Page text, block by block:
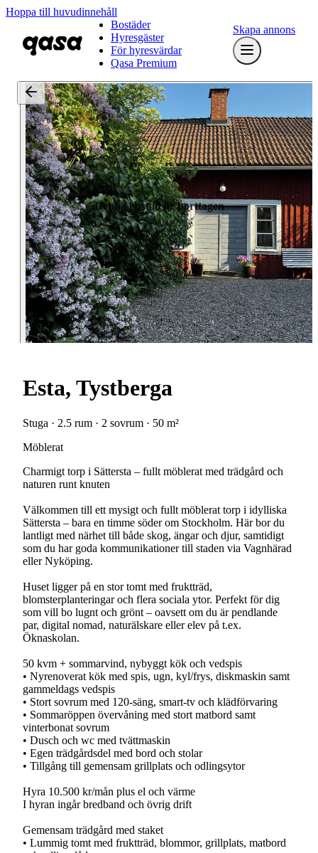
Hoppa till huvudinnehåll
Bostäder
Hyresgäster
För hyresvärdar
Qasa Premium
Skapa annons
Denna bostad är borttagen
Esta, Tystberga
Stuga · 2.5 rum · 2 sovrum · 50 m²
Möblerat
Charmigt torp i Sättersta – fullt möblerat med trädgård och
naturen runt knuten
Välkommen till ett mysigt och fullt möblerat torp i idylliska
Sättersta – bara en timme söder om Stockholm. Här bor du
lantligt med närhet till både skog, ängar och djur, samtidigt
som du har goda kommunikationer till staden via Vagnhärad
eller Nyköping.
Huset ligger på en stor tomt med fruktträd,
blomsterplanteringar och flera sociala ytor. Perfekt för dig
som vill bo lugnt och grönt – oavsett om du är pendlande
par, digital nomad, naturälskare eller elev på t.ex.
Öknaskolan.
50 kvm + sommarvind, nybyggt kök och vedspis
• Nyrenoverat kök med spis, ugn, kyl/frys, diskmaskin samt
gammeldags vedspis
• Stort sovrum med 120-säng, smart-tv och klädförvaring
• Sommaröppen övervåning med stort matbord samt
vinterbonat sovrum
• Dusch och wc med tvättmaskin
• Egen trädgårdsdel med bord och stolar
• Tillgång till gemensam grillplats och odlingsytor
Hyra 10.500 kr/mån plus el och värme
I hyran ingår bredband och övrig drift
Gemensam trädgård med staket
• Lummig tomt med fruktträd, blommor, grillplats, matbord